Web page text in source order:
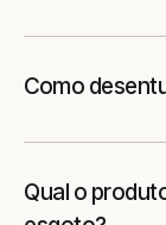
Como
Qual o